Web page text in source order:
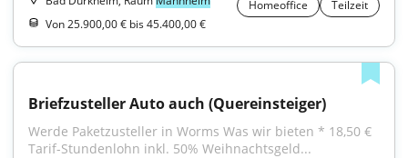
Homeoffice
Teilzeit
Von 25.900,00 € bis 45.400,00 €
Briefzusteller Auto auch (Quereinsteiger)
Werde Paketzusteller in Worms Was wir bieten * 18,50 €
Tarif-Stundenlohn inkl. 50% Weihnachtsgeld...